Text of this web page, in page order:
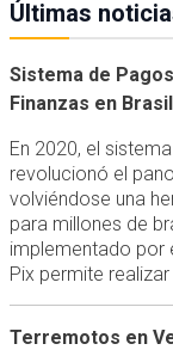
Últimas
Sistema de
Finanzas en
En 2020, el
revolucionó el
volviéndose una
para millones de
implementado por
Pix permite realizar
Terremotos en